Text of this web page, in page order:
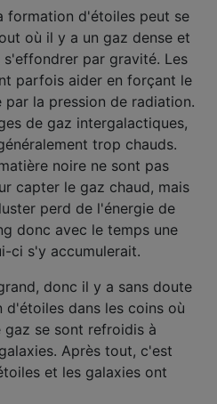
formation d'étoiles peut se
où il y a un gaz dense et
par gravité. Les
parfois aider en forçant le
par la pression de radiation.
​​de gaz intergalactiques,
trop chauds.
noire ne sont pas
capter le gaz chaud, mais
perd de l'énergie de
donc avec le temps une
ci s'y accumulerait.
donc il y a sans doute
d'étoiles dans les coins où
gaz se sont refroidis à
Après tout, c'est
et les galaxies ont